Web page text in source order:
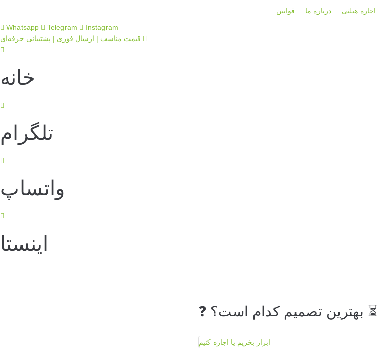
اجاره هیلتی درباره ما
قوانین
Whatsapp
Telegram
Instagram
قیمت مناسب | ارسال فوری | پشتیبانی حرفه‌ای
خانه
تلگرام
واتساپ
اینستا
⏳ بهترین تصمیم کدام است؟ ❓